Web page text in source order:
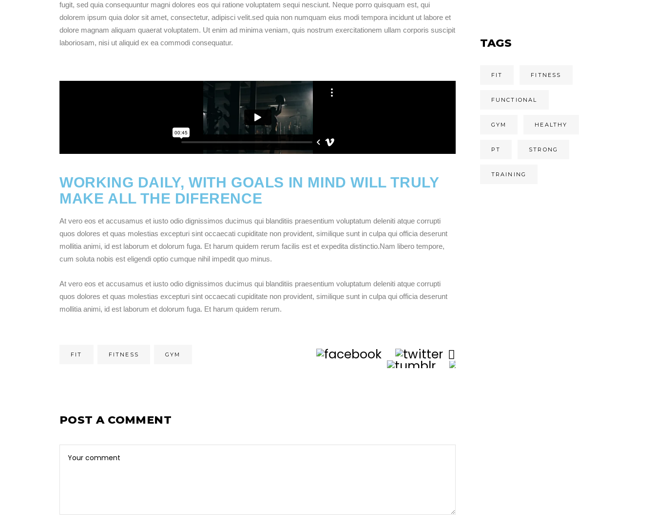
fugit, sed quia consequuntur magni dolores eos qui ratione voluptatem sequi nesciunt. Neque porro quisquam est, qui
dolorem ipsum quia dolor sit amet, consectetur, adipisci velit.sed quia non numquam eius modi tempora incidunt ut labore et
dolore magnam aliquam quaerat voluptatem. Ut enim ad minima veniam, quis nostrum exercitationem ullam corporis suscipit
laboriosam, nisi ut aliquid ex ea commodi consequatur.
WORKING DAILY, WITH GOALS IN MIND WILL TRULY
MAKE ALL THE DIFERENCE
At vero eos et accusamus et iusto odio dignissimos ducimus qui blanditiis praesentium voluptatum deleniti atque corrupti
quos dolores et quas molestias excepturi sint occaecati cupiditate non provident, similique sunt in culpa qui officia deserunt
mollitia animi, id est laborum et dolorum fuga. Et harum quidem rerum facilis est et expedita distinctio.Nam libero tempore,
cum soluta nobis est eligendi optio cumque nihil impedit quo minus.
At vero eos et accusamus et iusto odio dignissimos ducimus qui blanditiis praesentium voluptatum deleniti atque corrupti
quos dolores et quas molestias excepturi sint occaecati cupiditate non provident, similique sunt in culpa qui officia deserunt
mollitia animi, id est laborum et dolorum fuga. Et harum quidem rerum.
FIT FITNESS GYM
POST A COMMENT
TAGS
FIT FITNESS
FUNCTIONAL
GYM HEALTHY
PT STRONG
TRAINING